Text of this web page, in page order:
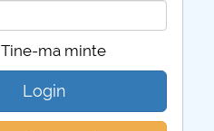
Tine-ma minte
Login